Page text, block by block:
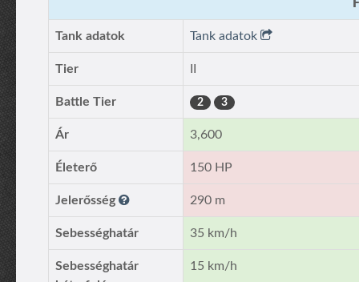
Tank adatok Tank adatok
Tier
Battle Tier 2 3
Ár 3,600
Életerő 150 HP
Jelerősség 290 m
Sebességhatár 35 km/h
Sebességhatár
15 km/h